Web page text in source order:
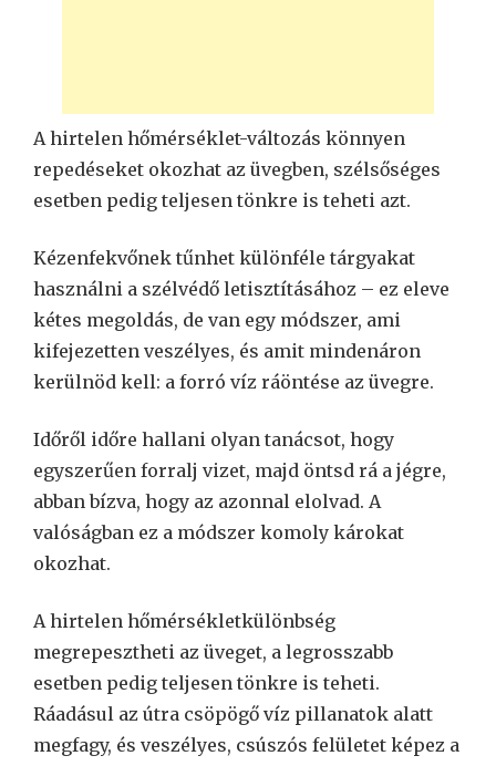
A hirtelen hőmérséklet-változás könnyen
repedéseket okozhat az üvegben, szélsőséges
esetben pedig teljesen tönkre is teheti azt.
Kézenfekvőnek tűnhet különféle tárgyakat
használni a szélvédő letisztításához – ez eleve
kétes megoldás, de van egy módszer, ami
kifejezetten veszélyes, és amit mindenáron
kerülnöd kell: a forró víz ráöntése az üvegre.
Időről időre hallani olyan tanácsot, hogy
egyszerűen forralj vizet, majd öntsd rá a jégre,
abban bízva, hogy az azonnal elolvad. A
valóságban ez a módszer komoly károkat
okozhat.
A hirtelen hőmérsékletkülönbség
megrepesztheti az üveget, a legrosszabb
esetben pedig teljesen tönkre is teheti.
Ráadásul az útra csöpögő víz pillanatok alatt
megfagy, és veszélyes, csúszós felületet képez a